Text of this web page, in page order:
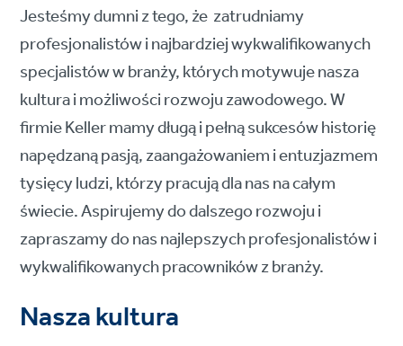
Jesteśmy dumni z tego, że zatrudniamy
profesjonalistów i najbardziej wykwalifikowanych
specjalistów w branży, których motywuje nasza
kultura i możliwości rozwoju zawodowego. W
firmie Keller mamy długą i pełną sukcesów historię
napędzaną pasją, zaangażowaniem i entuzjazmem
tysięcy ludzi, którzy pracują dla nas na całym
świecie. Aspirujemy do dalszego rozwoju i
zapraszamy do nas najlepszych profesjonalistów i
wykwalifikowanych pracowników z branży.
Nasza kultura